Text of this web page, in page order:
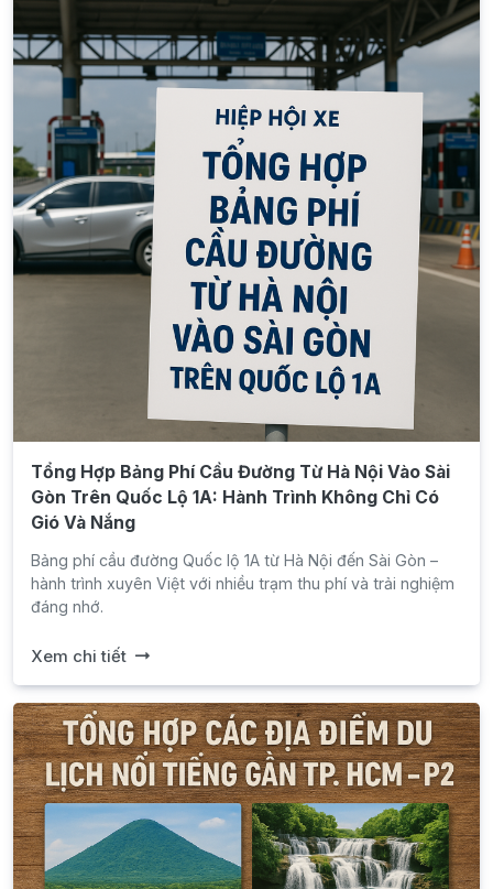
Tổng Hợp Bảng Phí Cầu Đường Từ Hà Nội Vào Sài
Gòn Trên Quốc Lộ 1A: Hành Trình Không Chỉ Có
Gió Và Nắng
Bảng phí cầu đường Quốc lộ 1A từ Hà Nội đến Sài Gòn –
hành trình xuyên Việt với nhiều trạm thu phí và trải nghiệm
đáng nhớ.
Xem chi tiết